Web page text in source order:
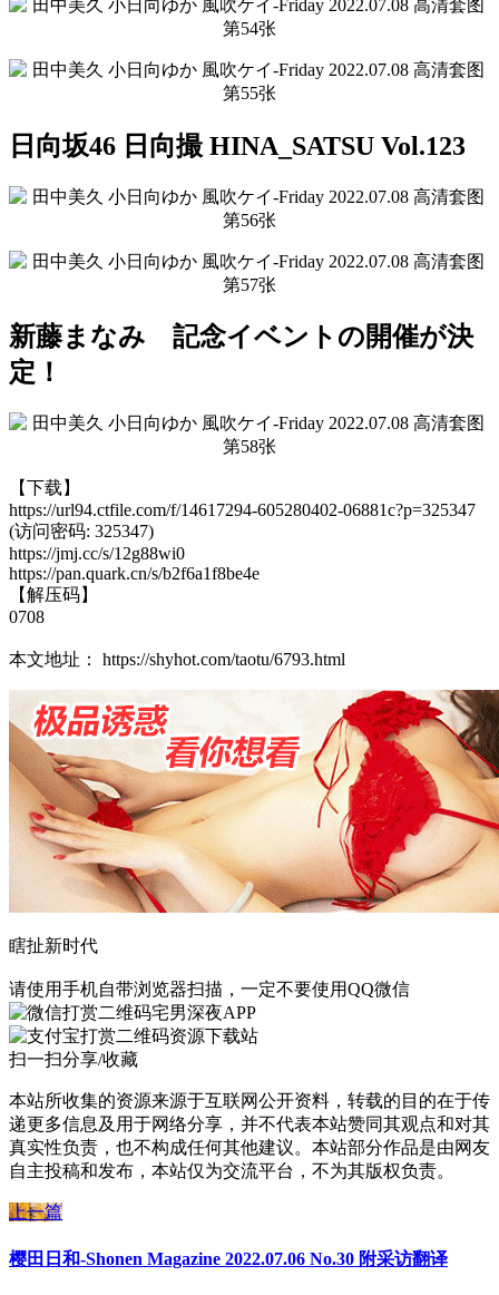
日向坂46 日向撮 HINA_SATSU Vol.123
新藤まなみ 記念イベントの開催が決
定！
【下载】
https://url94.ctfile.com/f/14617294-605280402-06881c?p=325347
(访问密码: 325347)
https://jmj.cc/s/12g88wi0
https://pan.quark.cn/s/b2f6a1f8be4e
【解压码】
0708
本文地址： https://shyhot.com/taotu/6793.html
瞎扯新时代
请使用手机自带浏览器扫描，一定不要使用QQ微信
宅男深夜APP
资源下载站
扫一扫分享/收藏
本站所收集的资源来源于互联网公开资料，转载的目的在于传
递更多信息及用于网络分享，并不代表本站赞同其观点和对其
真实性负责，也不构成任何其他建议。本站部分作品是由网友
自主投稿和发布，本站仅为交流平台，不为其版权负责。
上一篇
樱田日和-Shonen Magazine 2022.07.06 No.30 附采访翻译